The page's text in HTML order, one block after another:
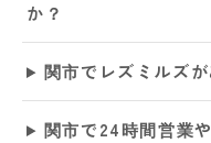
か？
関市でレズミルズ
関市で24時間営業